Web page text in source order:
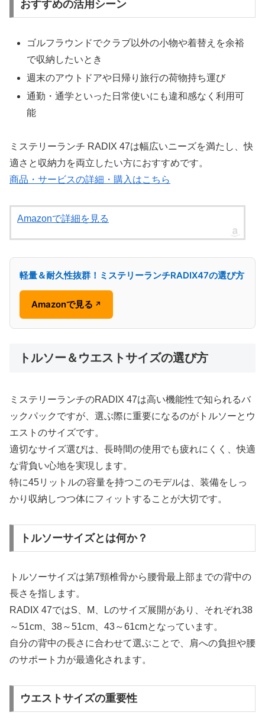
おすすめの活用シーン
ゴルフラウンドでクラブ以外の小物や着替えを余裕
で収納したいとき
週末のアウトドアや日帰り旅行の荷物持ち運び
通勤・通学といった日常使いにも違和感なく利用可
能
ミステリーランチ RADIX 47は幅広いニーズを満たし、快
適さと収納力を両立したい方におすすめです。
商品・サービスの詳細・購入はこちら
Amazonで詳細を見る
軽量＆耐久性抜群！ミステリーランチRADIX47の選び方
Amazonで見る ↗
トルソー＆ウエストサイズの選び方
ミステリーランチのRADIX 47は高い機能性で知られるバ
ックパックですが、選ぶ際に重要になるのがトルソーとウ
エストのサイズです。
適切なサイズ選びは、長時間の使用でも疲れにくく、快適
な背負い心地を実現します。
特に45リットルの容量を持つこのモデルは、装備をしっ
かり収納しつつ体にフィットすることが大切です。
トルソーサイズとは何か？
トルソーサイズは第7頸椎骨から腰骨最上部までの背中の
長さを指します。
RADIX 47ではS、M、Lのサイズ展開があり、それぞれ38
～51cm、38～51cm、43～61cmとなっています。
自分の背中の長さに合わせて選ぶことで、肩への負担や腰
のサポート力が最適化されます。
ウエストサイズの重要性